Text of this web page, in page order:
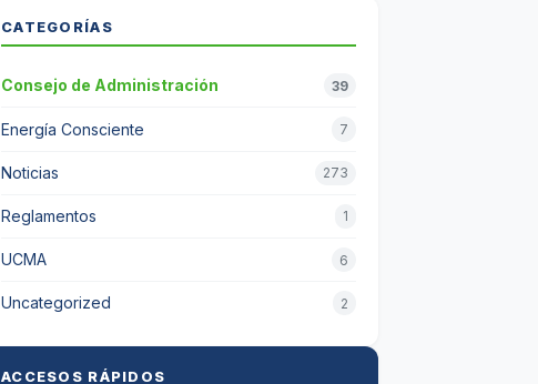
CATEGORÍAS
Consejo de Administración 39
Energía Consciente 7
Noticias 273
Reglamentos 1
UCMA 6
Uncategorized 2
ACCESOS RÁPIDOS